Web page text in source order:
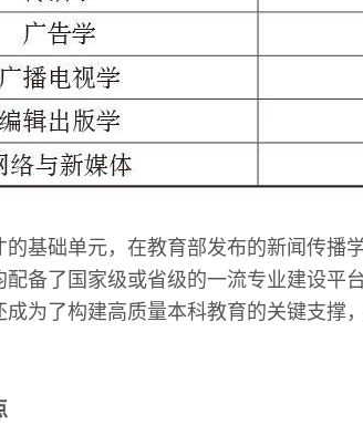
的基础单元，在教育部发布的新闻传播
配备了国家级或省级的一流专业建设平
为了构建高质量本科教育的关键支撑